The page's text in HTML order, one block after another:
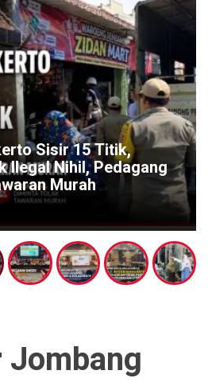
Sisir 15 Titik,
Ilegal Nihil, Pedagang
Murah